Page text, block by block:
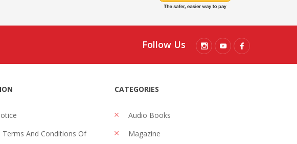
Follow Us
Terms And Conditions Of
CATEGORIES
Audio Books
Magazine